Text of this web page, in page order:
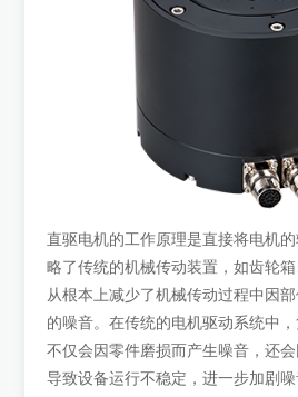
直驱电机的工作原理是直接将电机
略了传统的机械传动装置，如齿轮
从根本上减少了机械传动过程中因
的噪音。在传统的电机驱动系统中
不仅会因零件磨损而产生噪音，还
导致设备运行不稳定，进一步加剧